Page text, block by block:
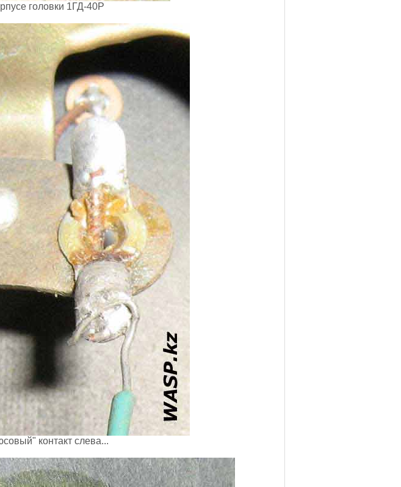
головки 1ГД-40Р
контакт слева...